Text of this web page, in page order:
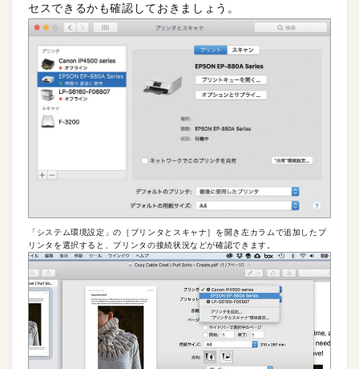
セスできるかも確認しておきましょう。
「システム環境設定」の［プリンタとスキャナ］を開き左カラムで追加したプ
リンタを選択すると、プリンタの接続状況などが確認できます。